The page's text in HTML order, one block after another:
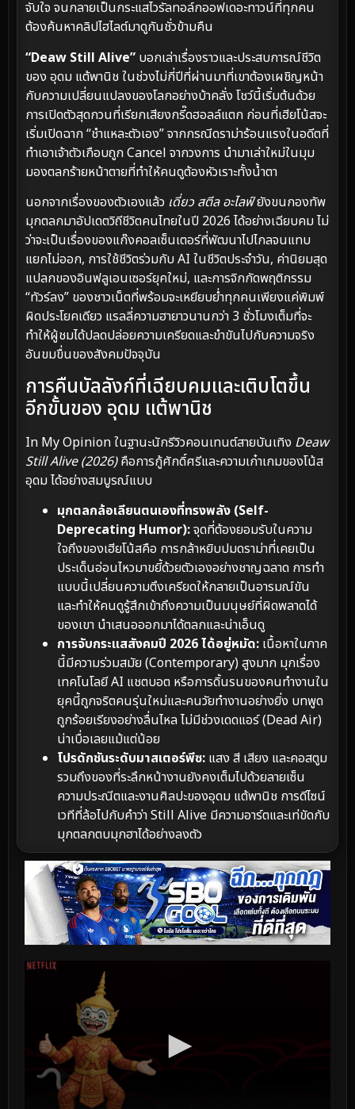
จับใจ จนกลายเป็นกระแสไวรัลทอล์กออฟเดอะทาวน์ที่ทุกคน
ต้องค้นหาคลิปไฮไลต์มาดูกันชั่วข้ามคืน
“Deaw Still Alive” บอกเล่าเรื่องราวและประสบการณ์ชีวิต
ของ อุดม แต้พานิช ในช่วงไม่กี่ปีที่ผ่านมาที่เขาต้องเผชิญหน้า
กับความเปลี่ยนแปลงของโลกอย่างบ้าคลั่ง โชว์นี้เริ่มต้นด้วย
การเปิดตัวสุดกวนที่เรียกเสียงกรี๊ดฮอลล์แตก ก่อนที่เฮียโน้สจะ
เริ่มเปิดฉาก “ชำแหละตัวเอง” จากกรณีดราม่าร้อนแรงในอดีตที่
ทำเอาเจ้าตัวเกือบถูก Cancel จากวงการ นำมาเล่าใหม่ในมุม
มองตลกร้ายหน้าตายที่ทำให้คนดูต้องหัวเราะทั้งน้ำตา
นอกจากเรื่องของตัวเองแล้ว เดี่ยว สตีล อะไลฟ์ยังขนกองทัพ
มุกตลกมาอัปเดตวิถีชีวิตคนไทยในปี 2026 ได้อย่างเฉียบคม ไม่
ว่าจะเป็นเรื่องของแก๊งคอลเซ็นเตอร์ที่พัฒนาไปไกลจนแทบ
แยกไม่ออก, การใช้ชีวิตร่วมกับ AI ในชีวิตประจำวัน, ค่านิยมสุด
แปลกของอินฟลูเอนเซอร์ยุคใหม่, และการจิกกัดพฤติกรรม
“ทัวร์ลง” ของชาวเน็ตที่พร้อมจะเหยียบย่ำทุกคนเพียงแค่พิมพ์
ผิดประโยคเดียว แรลลี่ความฮายาวนานกว่า 3 ชั่วโมงเต็มที่จะ
ทำให้ผู้ชมได้ปลดปล่อยความเครียดและขำขันไปกับความจริง
อันขมขื่นของสังคมปัจจุบัน
การคืนบัลลังก์ที่เฉียบคมและเติบโตขึ้น
อีกขั้นของ อุดม แต้พานิช
In My Opinion ในฐานะนักรีวิวคอนเทนต์สายบันเทิง Deaw
Still Alive (2026)คือการกู้ศักดิ์ศรีและความเก๋าเกมของโน้ส
อุดม ได้อย่างสมบูรณ์แบบ
มุกตลกล้อเลียนตนเองที่ทรงพลัง (Self-
Deprecating Humor):จุดที่ต้องยอมรับในความ
ใจถึงของเฮียโน้สคือ การกล้าหยิบปมดราม่าที่เคยเป็น
ประเด็นอ่อนไหวมาขยี้ด้วยตัวเองอย่างชาญฉลาด การทำ
แบบนี้เปลี่ยนความตึงเครียดให้กลายเป็นอารมณ์ขัน
และทำให้คนดูรู้สึกเข้าถึงความเป็นมนุษย์ที่ผิดพลาดได้
ของเขา นำเสนอออกมาได้ตลกและน่าเอ็นดู
การจับกระแสสังคมปี 2026 ได้อยู่หมัด: เนื้อหาในภาค
นี้มีความร่วมสมัย (Contemporary) สูงมาก มุกเรื่อง
เทคโนโลยี AI แชตบอต หรือการดิ้นรนของคนทำงานใน
ยุคนี้ถูกจริตคนรุ่นใหม่และคนวัยทำงานอย่างยิ่ง บทพูด
ถูกร้อยเรียงอย่างลื่นไหล ไม่มีช่วงเดดแอร์ (Dead Air)
น่าเบื่อเลยแม้แต่น้อย
โปรดักชันระดับมาสเตอร์พีซ: แสง สี เสียง และคอสตูม
รวมถึงของที่ระลึกหน้างานยังคงเต็มไปด้วยลายเซ็น
ความประณีตและงานศิลปะของอุดม แต้พานิช การดีไซน์
เวทีที่ล้อไปกับคำว่า Still Alive มีความอาร์ตและเท่ขัดกับ
มุกตลกตบมุกฮาได้อย่างลงตัว